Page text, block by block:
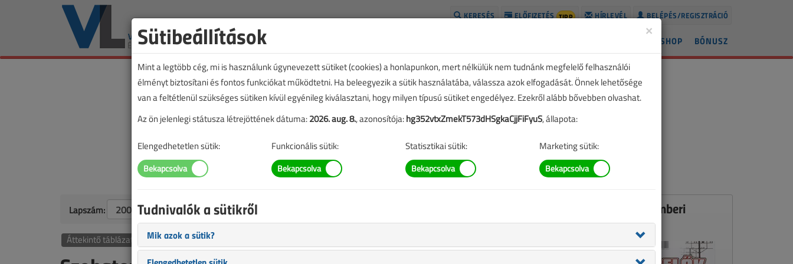
BELÉPÉS/REGISZTRÁCIÓ
HÍRLEVÉL
ELŐFIZETÉS TIPP
KERESÉS
BÓNUSZ
SHOP
Lapszám:
Áttekintő táblázat alapján
Ez a cikk a VL 2008. novemberi
számában jelent meg.
×
Sütibeállítások
Mint a legtöbb cég, mi is használunk úgynevezett sütiket (cookies) a honlapunkon, mert nélkülük nem tudnánk megfelelő felhasználói
élményt biztosítani és fontos funkciókat működtetni. Ha beleegyezik a sütik használatába, válassza azok elfogadását. Önnek lehetősége
van a feltétlenül szükséges sütiken kívül egyénileg kiválasztani, hogy milyen típusú sütiket engedélyez. Ezekről alább bővebben olvashat.
Az ön jelenlegi státusza létrejöttének dátuma:2026. aug. 8., azonosítója:hg352vtxZmekT573dHSgkaCjjFiFyuS, állapota:
Elengedhetetlen sütik: Funkcionális sütik: Statisztikai sütik: Marketing sütik:
Tudnivalók a sütikről
Mik azok a sütik?